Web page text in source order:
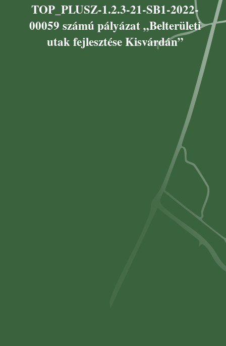
TOP_PLUSZ-1.2.3-21-SB1-2022-
00059 számú pályázat „Belterületi
utak fejlesztése Kisvárdán”